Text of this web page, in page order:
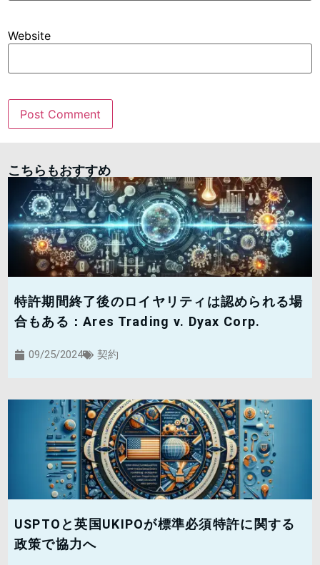
Website
こちらもおすすめ
特許期間終了後のロイヤリティは認められる場
合もある：Ares Trading v. Dyax Corp.
09/25/2024 契約
USPTOと英国UKIPOが標準必須特許に関する
政策で協力へ